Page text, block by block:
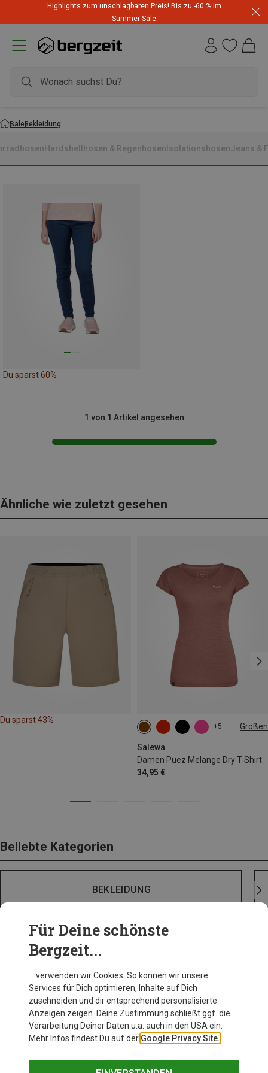
Highlights zum unschlagbaren Preis! Bis zu -60 % im
Summer Sale
SaleBekleidung
Hardshellhosen & Regenhosen IsolationshosenJeans &
Du sparst 60%
1 von 1 Artikel angesehen
Ähnliche wie zuletzt gesehen
Du sparst 43%
+5 Größen
Salewa
Damen Puez Melange Dry T-Shirt
34,95 €
Beliebte Kategorien
BEKLEIDUNG
Für Deine schönste
Bergzeit...
… verwenden wir Cookies. So können wir unsere
Services für Dich optimieren, Inhalte auf Dich
zuschneiden und dir entsprechend personalisierte
Anzeigen zeigen. Deine Zustimmung schließt ggf. die
Verarbeitung Deiner Daten u.a. auch in den USA ein.
Mehr Infos findest Du auf der Google Privacy Site.